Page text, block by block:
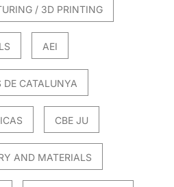
/ 3D PRINTING
AEI
DE CATALUNYA
CBE JU
AND MATERIALS